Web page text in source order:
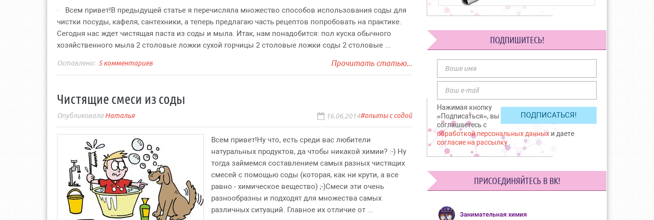
Всем привет!В предыдущей статье я перечисляла множество способов использования соды для
чистки посуды, кафеля, сантехники, а теперь предлагаю часть рецептов попробовать на практике.
Сегодня нас ждет чистящая паста из соды и мыла. Итак, нам понадобится: пол куска обычного
хозяйственного мыла 2 столовые ложки сухой горчицы 2 столовые ложки соды 2 столовые ...
5 комментариев Прочитать статью...
Чистящие смеси из соды
Наталья опыты с содой
16.06.2014
Всем привет!Ну что, есть среди вас любители
натуральных продуктов, да чтобы никакой химии? :-) Ну
тогда займемся составлением самых разных чистящих
смесей с помощью соды (которая, как ни крути, а все
равно - химическое вещество) ;-)Смеси эти очень
разнообразны и подходят для множества самых
различных ситуаций. Главное их отличие от ...
ПОДПИШИТЕСЬ!
Нажимая кнопку
«Подписаться», вы
соглашаетесь с
обработкой персональных данных и даете
согласие на рассылку
ПРИСОЕДИНЯЙТЕСЬ В ВК!